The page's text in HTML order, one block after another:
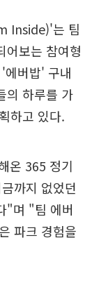
Inside)'는 팀
어보는 참여형
에버밥' 구내
의 하루를 가
하고 있다.
온 365 정기
까지 없었던
"며 "팀 에버
파크 경험을